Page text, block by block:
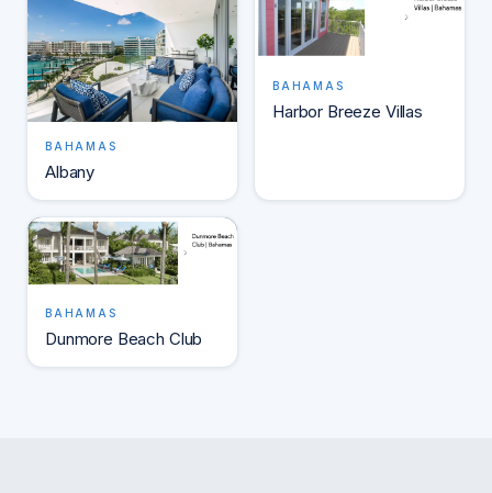
BAHAMAS
Albany
BAHAMAS
Harbor Breeze Villas
BAHAMAS
Dunmore Beach Club